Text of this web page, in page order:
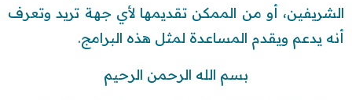
الشريفين، أو من الممكن تقديمها لأي جهة تريد وتعرف
أنه يدعم ويقدم المساعدة لمثل هذه البرامج.
بسم الله الرحمن الرحيم